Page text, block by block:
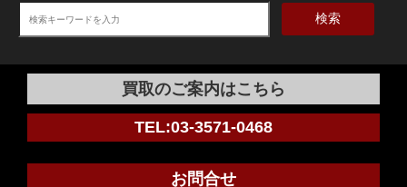
検索
買取のご案内はこちら
TEL:03-3571-0468
お問合せ